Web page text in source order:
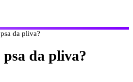
da pliva?
da pliva?